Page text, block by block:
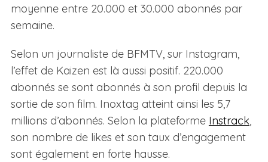
moyenne entre 20.000 et 30.000 abonnés par
semaine.
Selon un journaliste de BFMTV, sur Instagram,
l’effet de Kaizen est là aussi positif. 220.000
abonnés se sont abonnés à son profil depuis la
sortie de son film. Inoxtag atteint ainsi les 5,7
millions d’abonnés. Selon la plateforme Instrack,
son nombre de likes et son taux d’engagement
sont également en forte hausse.